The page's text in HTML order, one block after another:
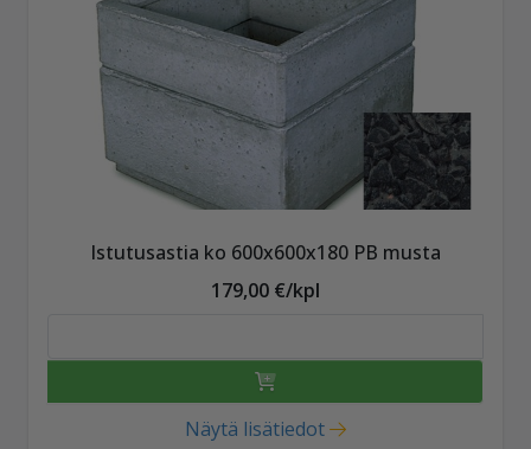
Istutusastia ko 600x600x180 PB musta
179,00 €/kpl
Näytä lisätiedot